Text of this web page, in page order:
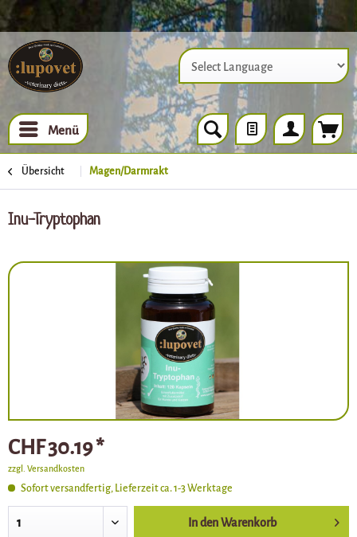
Powered by
Menü
Übersicht Magen/Darmrakt
Inu-Tryptophan
CHF 30.19 *
zzgl. Versandkosten
Sofort versandfertig, Lieferzeit ca. 1-3 Werktage
In den Warenkorb